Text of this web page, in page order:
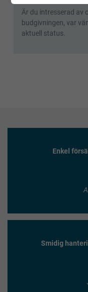
Är du intresserad av
budgivningen, var
aktuell status.
Enkel
Smidig